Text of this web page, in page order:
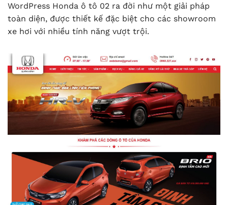
WordPress Honda ô tô 02 ra đời như một giải pháp
toàn diện, được thiết kế đặc biệt cho các showroom
xe hơi với nhiều tính năng vượt trội.